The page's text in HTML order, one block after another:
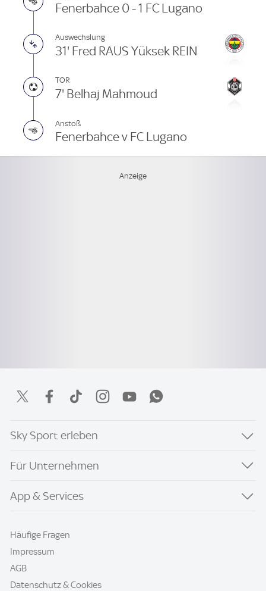
Fenerbahce 0 - 1 FC Lugano
Auswechslung
31' Fred RAUS Yüksek REIN
TOR
7' Belhaj Mahmoud
Anstoß
Fenerbahce v FC Lugano
Sky Sport erleben
Für Unternehmen
App & Services
Häufige Fragen
Impressum
AGB
Datenschutz & Cookies